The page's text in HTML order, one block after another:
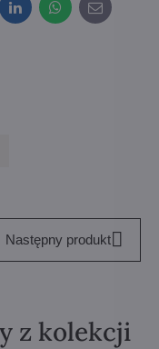
LinkedInWhatsApp
E-
mail
Następny produkt
z kolekcji